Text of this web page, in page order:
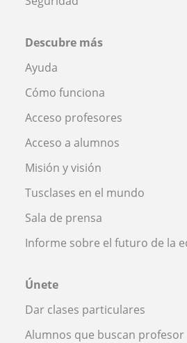
Descubre más
Ayuda
Cómo funciona
Acceso profesores
Acceso a alumnos
Misión y visión
Tusclases en el mundo
Sala de prensa
Informe sobre el futuro de la
Únete
Dar clases particulares
Alumnos que buscan profesor